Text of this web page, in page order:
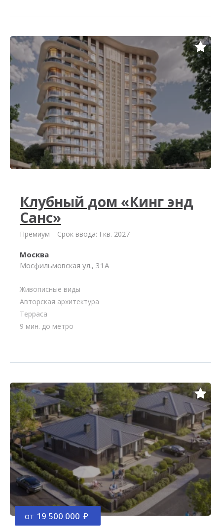
Клубный дом «Кинг энд
Санс»
Премиум Срок ввода: I кв. 2027
Москва
Мосфильмовская ул., 31А
Живописные виды
Авторская архитектура
Терраса
9 мин. до метро
от 19 500 000